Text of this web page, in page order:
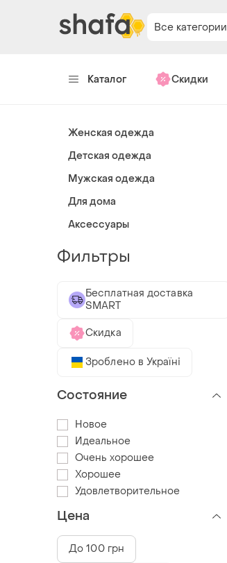
Все категории
Каталог Скидки
Женская одежда
Детская одежда
Мужская одежда
Для дома
Аксессуары
Фильтры
Бесплатная доставка
SMART
Скидка
Зроблено в Україні
Состояние
Новое
Идеальное
Очень хорошее
Хорошее
Удовлетворительное
Цена
До 100 грн